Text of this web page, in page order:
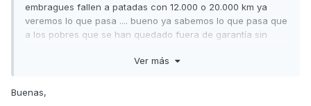
embragues fallen a patadas con 12.000 o 20.000 km ya
veremos lo que pasa .... bueno ya sabemos lo que pasa que
a los pobres que se han quedado fuera de garantía sin
te lo cambian tan fácilmente sin rechistar por que te dicen
Ver más
Buenas,